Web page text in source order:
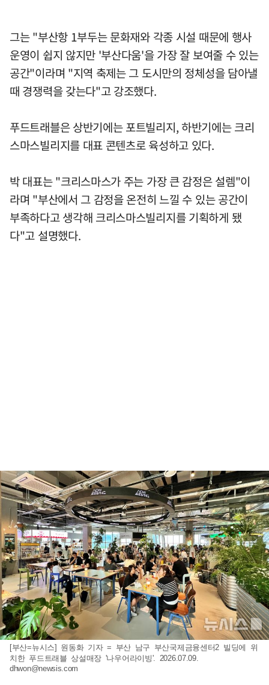
그는 "부산항 1부두는 문화재와 각종 시설 때문에 행사
운영이 쉽지 않지만 '부산다움'을 가장 잘 보여줄 수 있는
공간"이라며 "지역 축제는 그 도시만의 정체성을 담아낼
때 경쟁력을 갖는다"고 강조했다.
푸드트래블은 상반기에는 포트빌리지, 하반기에는 크리
스마스빌리지를 대표 콘텐츠로 육성하고 있다.
박 대표는 "크리스마스가 주는 가장 큰 감정은 설렘"이
라며 "부산에서 그 감정을 온전히 느낄 수 있는 공간이
부족하다고 생각해 크리스마스빌리지를 기획하게 됐
다"고 설명했다.
[부산=뉴시스] 원동화 기자 = 부산 남구 부산국제금융센터2 빌딩에 위
치한 푸드트래블 상설매장 '나우어라이빙'. 2026.07.09.
dhwon@newsis.com